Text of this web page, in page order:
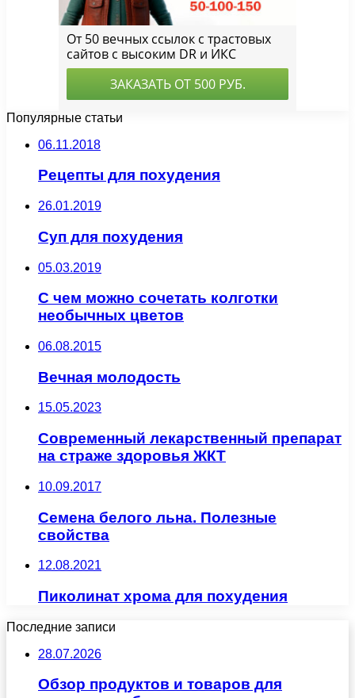
Популярные статьи
06.11.2018
Рецепты для похудения
26.01.2019
Суп для похудения
05.03.2019
С чем можно сочетать колготки
необычных цветов
06.08.2015
Вечная молодость
15.05.2023
Современный лекарственный препарат
на страже здоровья ЖКТ
10.09.2017
Семена белого льна. Полезные
свойства
12.08.2021
Пиколинат хрома для похудения
Последние записи
28.07.2026
Обзор продуктов и товаров для